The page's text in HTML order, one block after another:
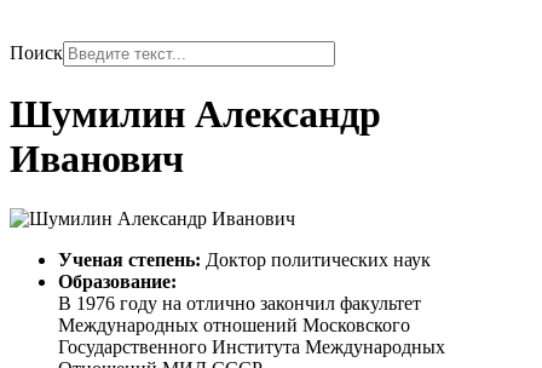
Поиск
Шумилин Александр
Иванович
Ученая степень: Доктор политических наук
Образование:
В 1976 году на отлично закончил факультет
Международных отношений Московского
Государственного Института Международных